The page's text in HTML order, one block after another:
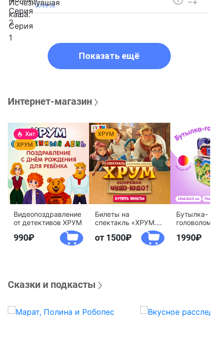
00:28:32
Показать ещё
Интернет-магазин
Видеопоздравление
от детективов ХРУМ
990
Билеты на
спектакль «ХРУМ.
Осторожно, Чудо-
Юдо!»
от 1500
Бутылка-
агентство
1990
Сказки и подкасты